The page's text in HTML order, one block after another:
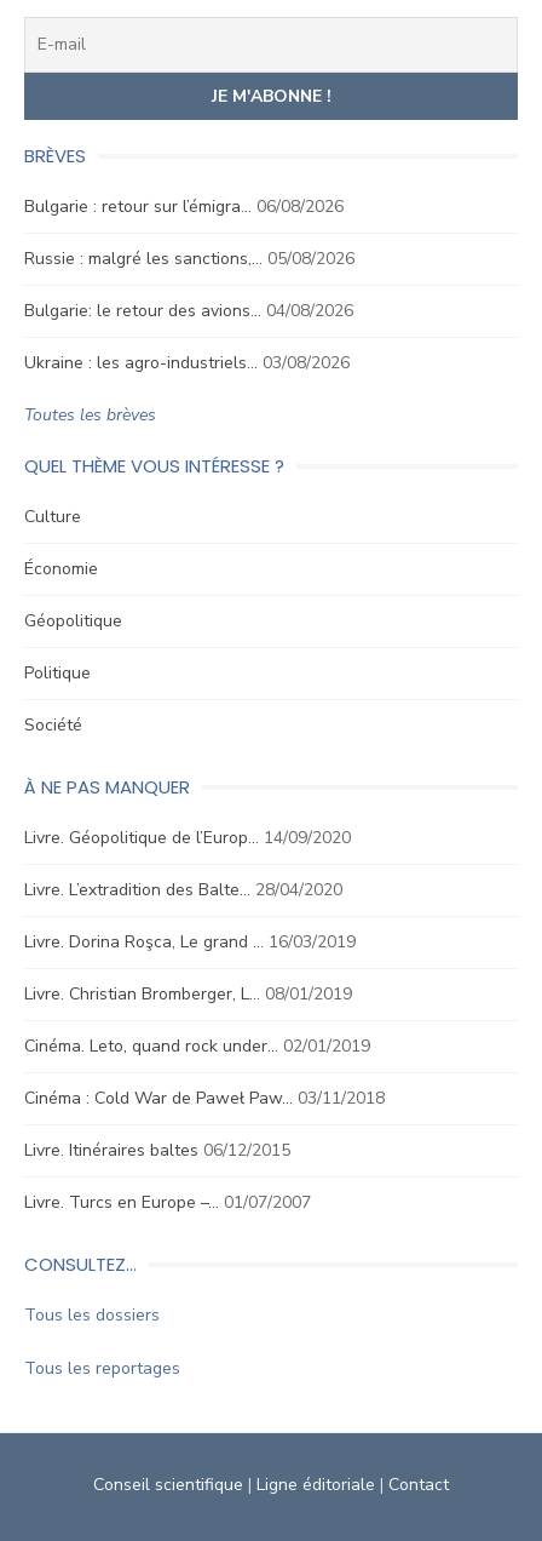
BRÈVES
Bulgarie : retour sur l’émigra… 06/08/2026
Russie : malgré les sanctions,… 05/08/2026
Bulgarie: le retour des avions… 04/08/2026
Ukraine : les agro-industriels… 03/08/2026
Toutes les brèves
QUEL THÈME VOUS INTÉRESSE ?
Culture
Économie
Géopolitique
Politique
Société
À NE PAS MANQUER
Livre. Géopolitique de l’Europ… 14/09/2020
Livre. L’extradition des Balte… 28/04/2020
Livre. Dorina Roşca, Le grand … 16/03/2019
Livre. Christian Bromberger, L… 08/01/2019
Cinéma. Leto, quand rock under… 02/01/2019
Cinéma : Cold War de Paweł Paw… 03/11/2018
Livre. Itinéraires baltes 06/12/2015
Livre. Turcs en Europe –… 01/07/2007
CONSULTEZ…
Tous les dossiers
Tous les reportages
Conseil scientifique | Ligne éditoriale | Contact